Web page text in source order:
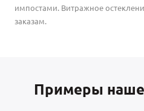
импостами. Витражное
заказам.
Примеры